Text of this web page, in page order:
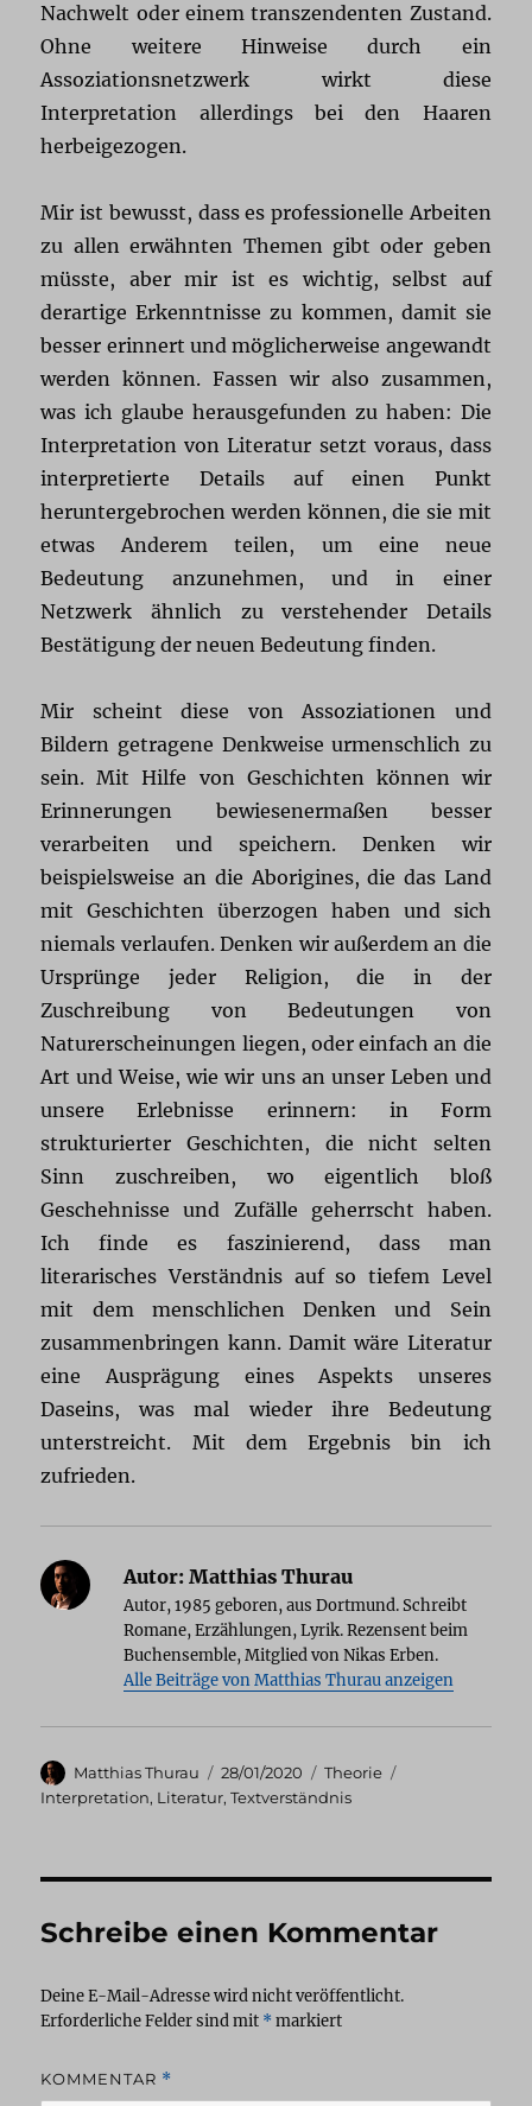
Nachwelt oder einem transzendenten Zustand.
Ohne weitere Hinweise durch ein
Assoziationsnetzwerk wirkt diese
Interpretation allerdings bei den Haaren
herbeigezogen.
Mir ist bewusst, dass es professionelle Arbeiten
zu allen erwähnten Themen gibt oder geben
müsste, aber mir ist es wichtig, selbst auf
derartige Erkenntnisse zu kommen, damit sie
besser erinnert und möglicherweise angewandt
werden können. Fassen wir also zusammen,
was ich glaube herausgefunden zu haben: Die
Interpretation von Literatur setzt voraus, dass
interpretierte Details auf einen Punkt
heruntergebrochen werden können, die sie mit
etwas Anderem teilen, um eine neue
Bedeutung anzunehmen, und in einer
Netzwerk ähnlich zu verstehender Details
Bestätigung der neuen Bedeutung finden.
Mir scheint diese von Assoziationen und
Bildern getragene Denkweise urmenschlich zu
sein. Mit Hilfe von Geschichten können wir
Erinnerungen bewiesenermaßen besser
verarbeiten und speichern. Denken wir
beispielsweise an die Aborigines, die das Land
mit Geschichten überzogen haben und sich
niemals verlaufen. Denken wir außerdem an die
Ursprünge jeder Religion, die in der
Zuschreibung von Bedeutungen von
Naturerscheinungen liegen, oder einfach an die
Art und Weise, wie wir uns an unser Leben und
unsere Erlebnisse erinnern: in Form
strukturierter Geschichten, die nicht selten
Sinn zuschreiben, wo eigentlich bloß
Geschehnisse und Zufälle geherrscht haben.
Ich finde es faszinierend, dass man
literarisches Verständnis auf so tiefem Level
mit dem menschlichen Denken und Sein
zusammenbringen kann. Damit wäre Literatur
eine Ausprägung eines Aspekts unseres
Daseins, was mal wieder ihre Bedeutung
unterstreicht. Mit dem Ergebnis bin ich
zufrieden.
Autor: Matthias Thurau
Autor, 1985 geboren, aus Dortmund. Schreibt
Romane, Erzählungen, Lyrik. Rezensent beim
Buchensemble, Mitglied von Nikas Erben.
Alle Beiträge von Matthias Thurau anzeigen
Autor
Matthias Thurau
Veröffentlicht
am
28/01/2020 Kategorien
Theorie
Interpretation, Literatur,Textverständnis
Schreibe einen Kommentar
Deine E-Mail-Adresse wird nicht veröffentlicht.
Erforderliche Felder sind mit *markiert
KOMMENTAR *